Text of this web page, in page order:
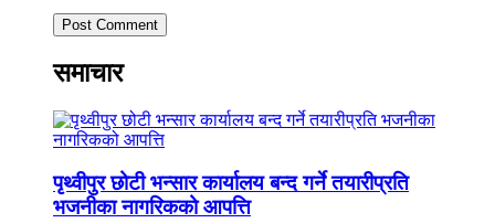
समाचार
पृथ्वीपुर छोटी भन्सार कार्यालय बन्द गर्ने तयारीप्रति
भजनीका नागरिकको आपत्ति